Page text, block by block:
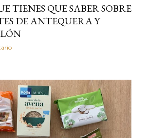
TIENES QUE SABER SOBRE
DE ANTEQUERA Y